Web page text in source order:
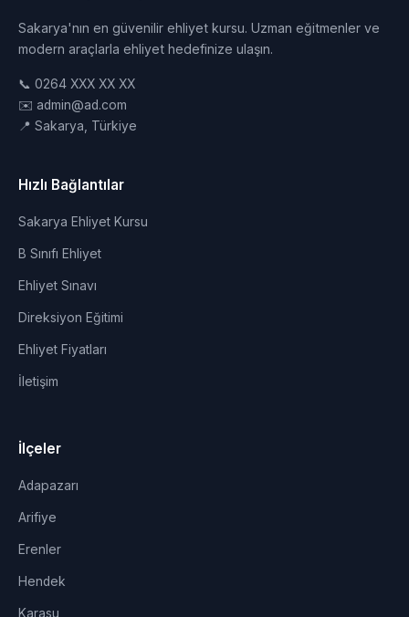
Sakarya'nın en güvenilir ehliyet kursu. Uzman eğitmenler ve
modern araçlarla ehliyet hedefinize ulaşın.
📞 0264 XXX XX XX
✉️ admin@ad.com
📍 Sakarya, Türkiye
Hızlı Bağlantılar
Sakarya Ehliyet Kursu
B Sınıfı Ehliyet
Ehliyet Sınavı
Direksiyon Eğitimi
Ehliyet Fiyatları
İletişim
İlçeler
Adapazarı
Arifiye
Erenler
Hendek
Karasu